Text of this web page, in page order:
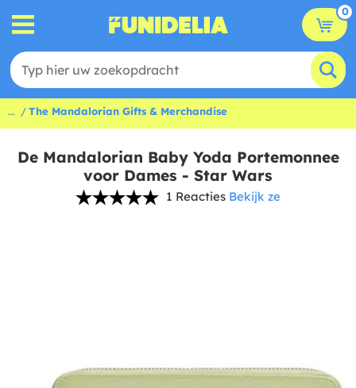
0
... The Mandalorian Gifts & Merchandise
De Mandalorian Baby Yoda Portemonnee
voor Dames - Star Wars
1 Reacties Bekijk ze